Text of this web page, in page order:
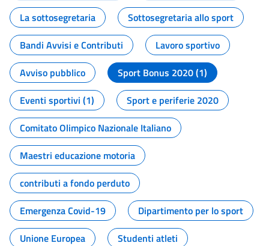
La sottosegretaria
Sottosegretaria allo sport
Bandi Avvisi e Contributi
Lavoro sportivo
Avviso pubblico
Sport Bonus 2020 (1)
Eventi sportivi (1)
Sport e periferie 2020
Comitato Olimpico Nazionale Italiano
Maestri educazione motoria
contributi a fondo perduto
Emergenza Covid-19
Dipartimento per lo sport
Unione Europea
Studenti atleti